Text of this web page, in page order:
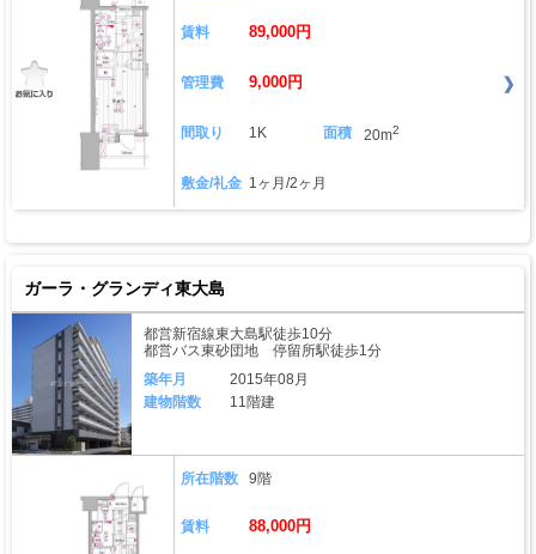
賃料 89,000円
管理費 9,000円
間取り 1K 面積 20m2
敷金/礼金 1ヶ月/2ヶ月
ガーラ・グランディ東大島
都営新宿線東大島駅徒歩10分
都営バス東砂団地 停留所駅徒歩1分
築年月
2015年08月
建物階数
11階建
所在階数 9階
賃料 88,000円